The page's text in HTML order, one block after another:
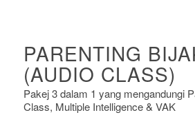
PARENTING
(AUDIO CLASS)
Pakej 3 dalam 1 yang mengandungi
Class, Multiple Intelligence & VAK